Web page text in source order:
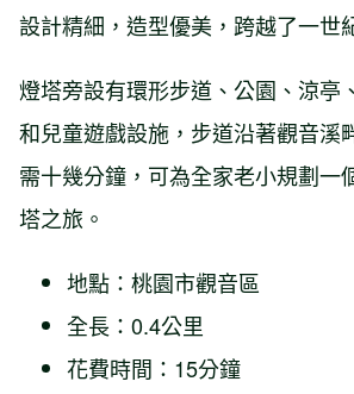
設計精細，造型優美，跨越了一世
燈塔旁設有環形步道、公園、涼亭
和兒童遊戲設施，步道沿著觀音溪
需十幾分鐘，可為全家老小規劃一
塔之旅。
地點：桃園市觀音區
全長：0.4公里
花費時間：15分鐘